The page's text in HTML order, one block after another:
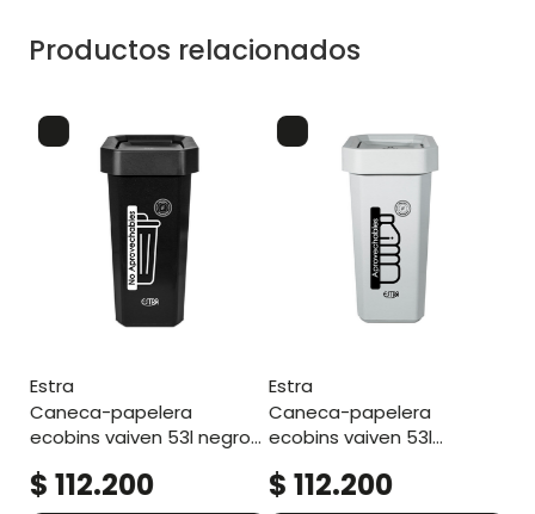
Productos relacionados
estra
caneca-papelera
ecobins vaiven 53l negro-
$ 112.200
estra
caneca-papelera
ecobins vaiven 53l
aprovechable
$ 112.200